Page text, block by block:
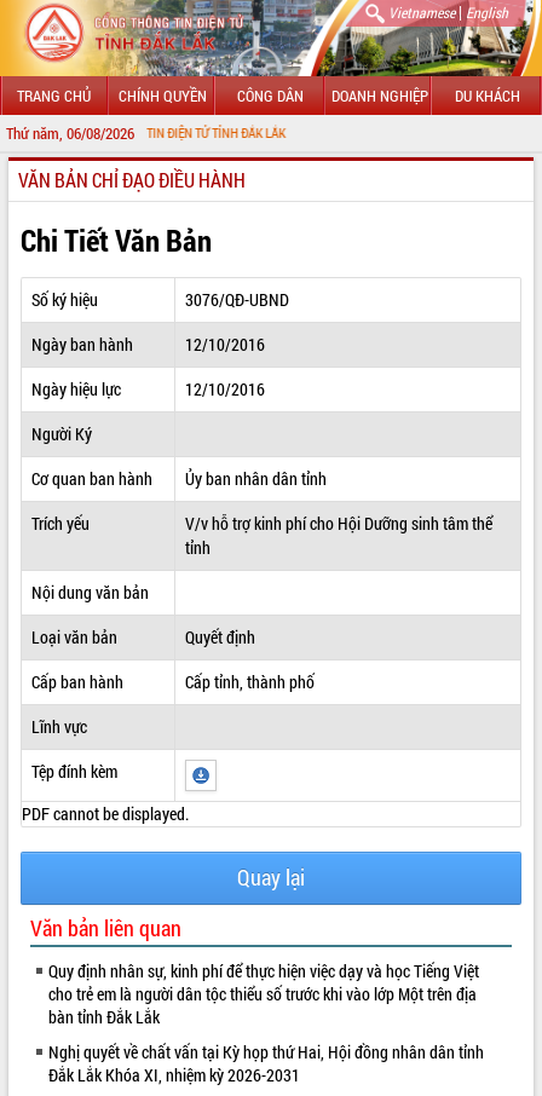
Vietnamese| English
TRANG CHỦ CHÍNH QUYỀN CÔNG DÂN DOANH NGHIỆP DU KHÁCH
Thứ năm, 06/08/2026
CỔNG THÔNG TIN ĐIỆN TỬ TỈNH ĐẮK LẮK
GIỚI THIỆU
LÃNH ĐẠO UBND TỈNH
TIN TỨC SỰ KIỆN
SỞ, BAN, NGÀNH
THÔNG TIN CHỈ ĐẠO ĐIỀU HÀNH
HỆ THỐNG VĂN BẢN
VĂN BẢN HĐND TỈNH
ĐIỂM TIN VĂN BẢN
VĂN BẢN CHỈ ĐẠO ĐIỀU HÀNH
Chi Tiết Văn Bản
Số ký hiệu
3076/QĐ-UBND
Ngày ban hành
12/10/2016
Ngày hiệu lực
12/10/2016
Người Ký
Cơ quan ban hành
Ủy ban nhân dân tỉnh
Trích yếu
V/v hỗ trợ kinh phí cho Hội Dưỡng sinh tâm thể
tỉnh
Nội dung văn bản
Loại văn bản
Quyết định
Cấp ban hành
Cấp tỉnh, thành phố
Lĩnh vực
Tệp đính kèm
PDF cannot be displayed.
Quay lại
Văn bản liên quan
Quy định nhân sự, kinh phí để thực hiện việc dạy và học Tiếng Việt
cho trẻ em là người dân tộc thiểu số trước khi vào lớp Một trên địa
bàn tỉnh Đắk Lắk
Nghị quyết về chất vấn tại Kỳ họp thứ Hai, Hội đồng nhân dân tỉnh
Đắk Lắk Khóa XI, nhiệm kỳ 2026-2031